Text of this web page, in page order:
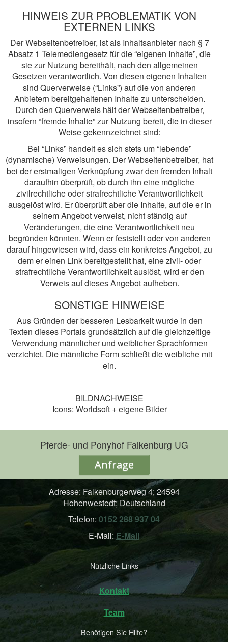
HINWEIS ZUR PROBLEMATIK VON
EXTERNEN LINKS
Der Webseitenbetreiber, ist als Inhaltsanbieter nach § 7
Absatz 1 Telemediengesetz für die “eigenen Inhalte”, die
sie zur Nutzung bereithält, nach den allgemeinen
Gesetzen verantwortlich. Von diesen eigenen Inhalten
sind Querverweise (“Links”) auf die von anderen
Anbietern bereitgehaltenen Inhalte zu unterscheiden.
Durch den Querverweis hält der Webseitenbetreiber,
insofern “fremde Inhalte” zur Nutzung bereit, die in dieser
Weise gekennzeichnet sind:
Bei “Links” handelt es sich stets um “lebende”
(dynamische) Verweisungen. Der Webseitenbetreiber, hat
bei der erstmaligen Verknüpfung zwar den fremden Inhalt
daraufhin überprüft, ob durch ihn eine mögliche
zivilrechtliche oder strafrechtliche Verantwortlichkeit
ausgelöst wird. Er überprüft aber die Inhalte, auf die er in
seinem Angebot verweist, nicht ständig auf
Veränderungen, die eine Verantwortlichkeit neu
begründen könnten. Wenn er feststellt oder von anderen
darauf hingewiesen wird, dass ein konkretes Angebot, zu
dem er einen Link bereitgestellt hat, eine zivil- oder
strafrechtliche Verantwortlichkeit auslöst, wird er den
Verweis auf dieses Angebot aufheben.
SONSTIGE HINWEISE
Aus Gründen der besseren Lesbarkeit wurde in den
Texten dieses Portals grundsätzlich auf die gleichzeitige
Verwendung männlicher und weiblicher Sprachformen
verzichtet. Die männliche Form schließt die weibliche mit
ein.
BILDNACHWEISE
Icons: Worldsoft + eigene Bilder
Pferde- und Ponyhof Falkenburg UG
Anfrage
Adresse: Falkenburgerweg 4; 24594
Hohenwestedt; Deutschland
Telefon: 0152 288 937 04
E-Mail: E-Mail
Nützliche Links
Kontakt
Team
Benötigen Sie Hilfe?